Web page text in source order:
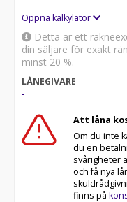
Välkomna till
Öppna kalkylator
Detta är ett
din säljare för exakt
minst 20 %.
LÅNEGIVARE
-
Att låna
Om du inte
du en
svårigheter
och få nya
finns på